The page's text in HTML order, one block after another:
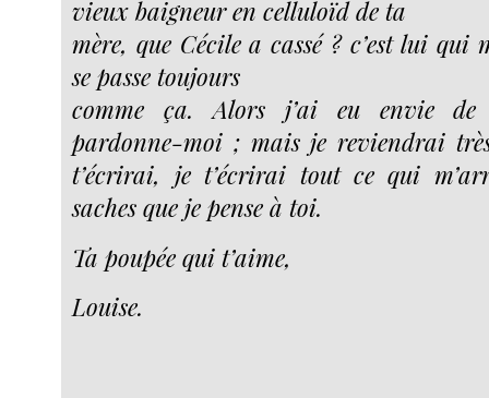
vieux baigneur en celluloïd de ta
mère, que Cécile a cassé ? c’est lui qui
se passe toujours
comme ça. Alors j’ai eu envie
pardonne-moi ; mais je reviendrai
t’écrirai, je t’écrirai tout ce qui
saches que je pense à toi.
Ta poupée qui t’aime,
Louise.